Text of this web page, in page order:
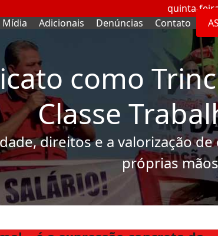
quinta-
Mídia Adicionais Denúncias Contato
como
Classe
direitos e a valorização
próprias